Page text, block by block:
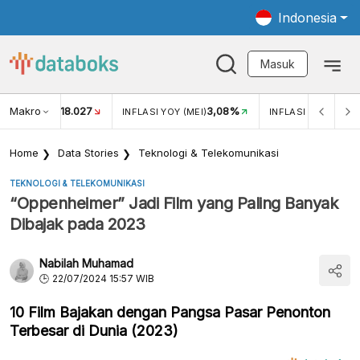
Indonesia
Masuk
Makro
USD/IDR 18.027 INFLASI YOY (MEI)3,08% INFLASI MOM (MEI)
Home Data Stories Teknologi & Telekomunikasi
TEKNOLOGI & TELEKOMUNIKASI
“Oppenheimer” Jadi Film yang Paling Banyak
Dibajak pada 2023
Nabilah Muhamad
22/07/2024 15:57 WIB
10 Film Bajakan dengan Pangsa Pasar Penonton
Terbesar di Dunia (2023)